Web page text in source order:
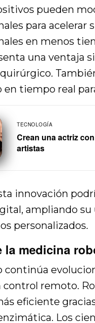
pueden
para
en menos
una ventaja
en tiempo real
TECNOLOGÍA
Crean una actriz
artistas
innovación
ampliando
personalizados.
la medicina
continúa
control remoto.
eficiente
Los